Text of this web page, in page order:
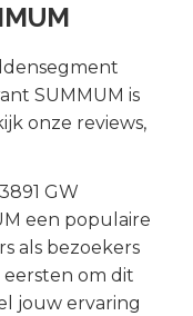
SUMMUM is
onze reviews,
GW
een populaire
als bezoekers
eersten om dit
jouw ervaring